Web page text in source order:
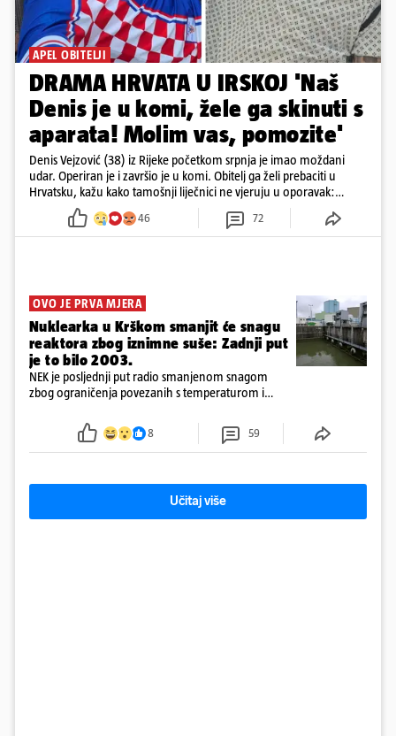
APEL OBITELJI
DRAMA HRVATA U IRSKOJ 'Naš
Denis je u komi, žele ga skinuti s
aparata! Molim vas, pomozite'
Denis Vejzović (38) iz Rijeke početkom srpnja je imao moždani
udar. Operiran je i završio je u komi. Obitelj ga želi prebaciti u
Hrvatsku, kažu kako tamošnji liječnici ne vjeruju u oporavak:
'Imamo 72 sata'
46 72
OVO JE PRVA MJERA
Nuklearka u Krškom smanjit će snagu
reaktora zbog iznimne suše: Zadnji put
je to bilo 2003.
NEK je posljednji put radio smanjenom snagom
zbog ograničenja povezanih s temperaturom i
smanjenje snage bilo potrebno više od 90 dana.
8 59
Učitaj više